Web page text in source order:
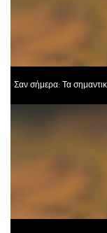
Σαν σήμερα: Τα